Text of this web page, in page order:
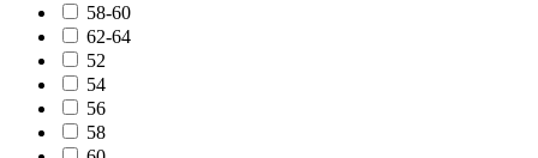
58-60
62-64
52
54
56
58